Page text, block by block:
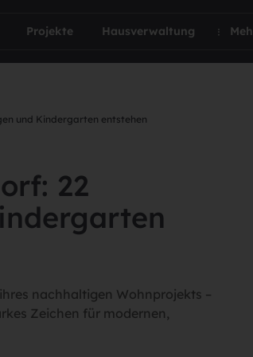
Projekte Hausverwaltung
und Kindergarten entstehen
22
nachhaltigen Wohnprojekts –
Zeichen für modernen,